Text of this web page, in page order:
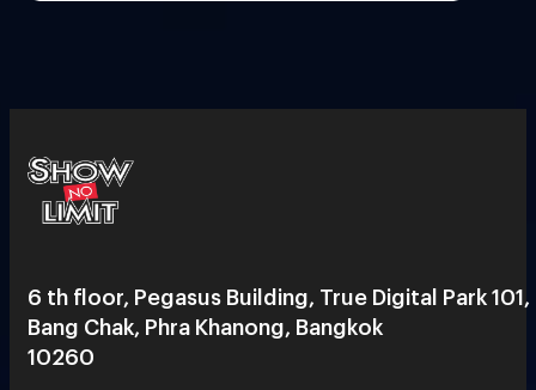
6 th floor, Pegasus Building, True Digital Park 101,
Bang Chak, Phra Khanong, Bangkok
10260